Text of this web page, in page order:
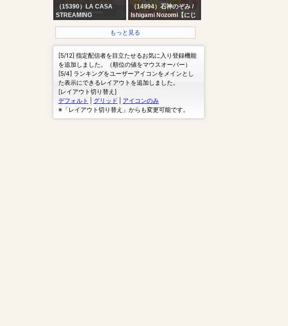
（15390）LA CASA
STREAMING
PONCE, SEBI, MANU
DONS, LEAN SAIFIR y
（14994）石神のぞみ /
Ishigami Nozomi【にじ
【 ドラゴンボールZ
KAKAROT #2】超名作
ンボールの世界にいくぞ
おおおおおおおおおお
【にじさんじ所属 ／ 石
神のぞみ】
もっと見る
[5/12] 指定配信者を目立たせるお気に入り登録機能
を追加しました。（順位の値をマウスオーバー）
[5/4] ランキングをユーザーアイコンをメインとし
た表示にできるレイアウトを追加しました。
[レイアウト切り替え]
デフォルト
グリッド
アイコンのみ
※「レイアウト切り替え」からも変更可能です。